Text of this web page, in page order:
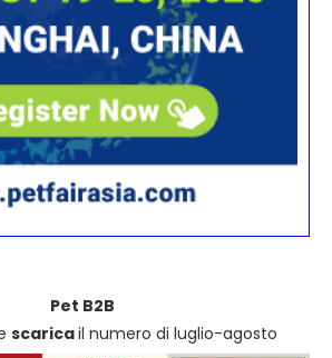
Pet B2B
scaricail numero di luglio-agosto